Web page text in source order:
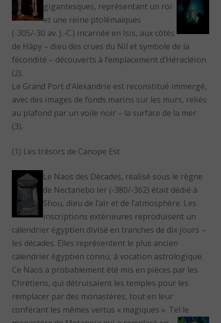
gigantesques, représentant un roi
et une reine ptolémaïques
(-305/-30 av. J.-C.) incarnée en Isis, aux côtés
de Hâpy – dieu des crues du Nil et symbole de la
fécondité – découverts à l’emplacement d’Héracléion
(2).
Le Grand Port d’Alexandrie est reconstitué immergé,
avec des images de fonds marins sur les murs, reliés
au plafond par un voile noir – la surface de la mer
(3).
(1) Les trésors de Canope Est
Le Naos des Décades, réalisé sous le règne
de Nectanebo Ier (-380/-362) était dédié à
Shou, dieu de l’air et de l’atmosphère. Les
inscriptions extérieures reproduisent un
calendrier égyptien divisé en tranches de dix jours –
les décades. Elles représentent le plus ancien
calendrier égyptien connu, à vocation astrologique.
Ce Naos a probablement été mis en pièces par les
Chrétiens, qui détruisaient les temples pour les
remplacer par des monastères, tout en leur
conférant les mêmes vertus « magiques ». Tel le